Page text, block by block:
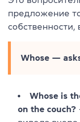
предложение
Whose —
Whose is
on the couch?